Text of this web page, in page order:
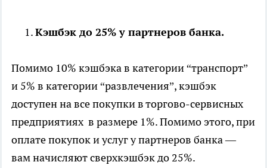
Кэшбэк до 25% у партнеров банка.
Помимо 10% кэшбэка в категории “транспорт”
и 5% в категории “развлечения”, кэшбэк
доступен на все покупки в торгово-сервисных
предприятиях в размере 1%. Помимо этого, при
оплате покупок и услуг у партнеров банка —
вам начисляют сверхкэшбэк до 25%.